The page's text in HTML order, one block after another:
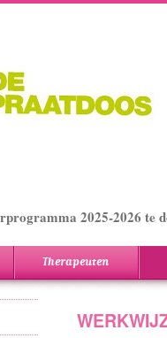
2025-2026 te
Therapeuten